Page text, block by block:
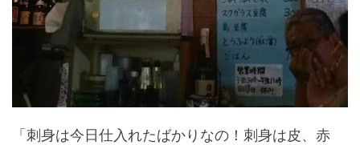
「刺身は今日仕入れたばかりなの！刺身は皮、赤